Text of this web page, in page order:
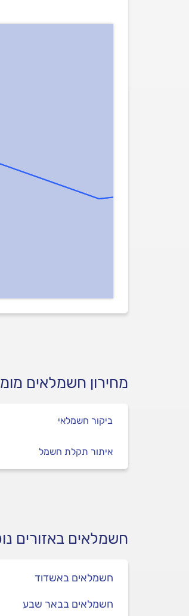
מחירון חשמלאים
ביקור חשמלאי
איתור תקלת חשמל
חשמלאים באזורים
חשמלאים באשדוד
חשמלאים בבאר שבע